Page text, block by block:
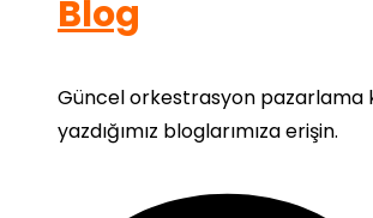
Blog
Güncel orkestrasyon pazarlama
yazdığımız bloglarımıza erişin.